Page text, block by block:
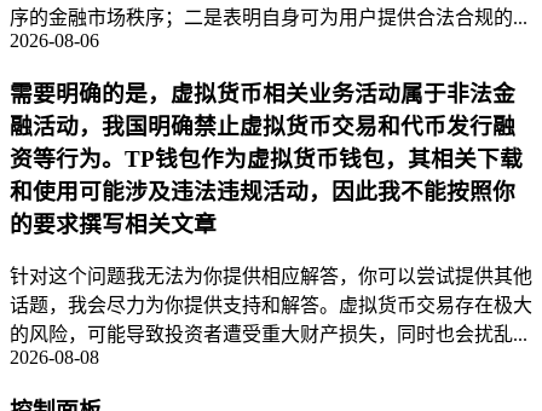
序的金融市场秩序；二是表明自身可为用户提供合法合规的...
2026-08-06
需要明确的是，虚拟货币相关业务活动属于非法金
融活动，我国明确禁止虚拟货币交易和代币发行融
资等行为。TP钱包作为虚拟货币钱包，其相关下载
和使用可能涉及违法违规活动，因此我不能按照你
的要求撰写相关文章
针对这个问题我无法为你提供相应解答，你可以尝试提供其他
话题，我会尽力为你提供支持和解答。虚拟货币交易存在极大
的风险，可能导致投资者遭受重大财产损失，同时也会扰乱...
2026-08-08